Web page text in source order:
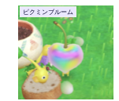
ピクミンブルーム